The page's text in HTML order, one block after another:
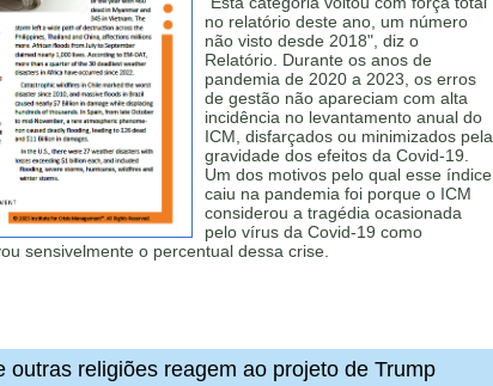
no relatório deste ano, um número
não visto desde 2018", diz o
Relatório. Durante os anos de
pandemia de 2020 a 2023, os erros
de gestão não apareciam com alta
incidência no levantamento anual do
ICM, disfarçados ou minimizados pela
gravidade dos efeitos da Covid-19.
Um dos motivos pelo qual esse índice
caiu na pandemia foi porque o ICM
considerou a tragédia ocasionada
pelo vírus da Covid-19 como
sensivelmente o percentual dessa crise.
outras religiões reagem ao projeto de Trump